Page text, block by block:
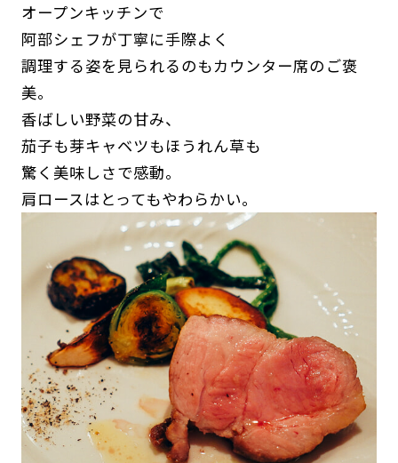
オープンキッチンで
阿部シェフが丁寧に手際よく
調理する姿を見られるのもカウンター席のご褒
美。
香ばしい野菜の甘み、
茄子も芽キャベツもほうれん草も
驚く美味しさで感動。
肩ロースはとってもやわらかい。